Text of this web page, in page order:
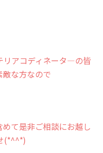
リアコディネータ―の皆
敵な方なので
て是非ご相談にお越し
(*^^*)